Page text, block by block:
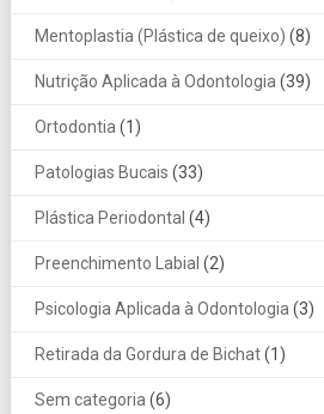
Mentoplastia (Plástica de queixo) (8)
Nutrição Aplicada à Odontologia(39)
Ortodontia(1)
Patologias Bucais (33)
Plástica Periodontal (4)
Preenchimento Labial (2)
Psicologia Aplicada à Odontologia(3)
Retirada da Gordura de Bichat(1)
Sem categoria(6)